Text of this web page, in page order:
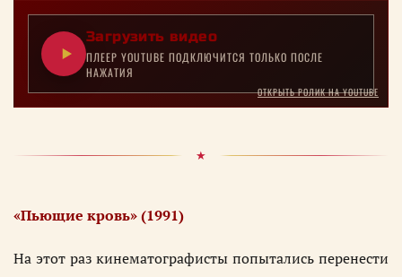
Загрузить видео
ПЛЕЕР YOUTUBE ПОДКЛЮЧИТСЯ ТОЛЬКО ПОСЛЕ
НАЖАТИЯ
ОТКРЫТЬ РОЛИК НА YOUTUBE
«Пьющие кровь» (1991)
На этот раз кинематографисты попытались перенести